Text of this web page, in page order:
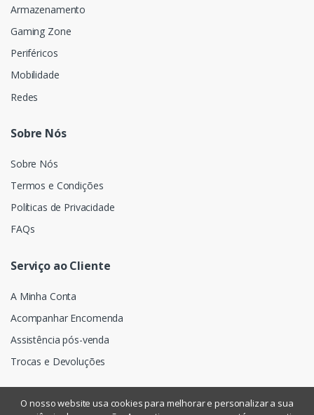
Armazenamento
Gaming Zone
Periféricos
Mobilidade
Redes
Sobre Nós
Sobre Nós
Termos e Condições
Políticas de Privacidade
FAQs
Serviço ao Cliente
A Minha Conta
Acompanhar Encomenda
Assistência pós-venda
Trocas e Devoluções
O nosso website usa cookies para melhorar e personalizar a sua